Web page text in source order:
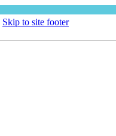
Skip to site footer